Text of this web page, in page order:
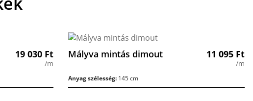
19 030 Ft
/m
Mályva mintás dimout 11 095 Ft
/m
Anyag szélesség: 145 cm